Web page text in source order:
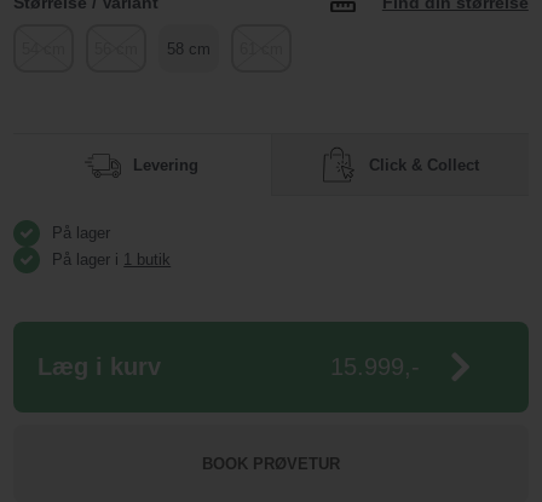
58 cm
Levering Click & Collect
På lager
På lager i 1 butik
Læg i kurv 15.999,-
BOOK PRØVETUR